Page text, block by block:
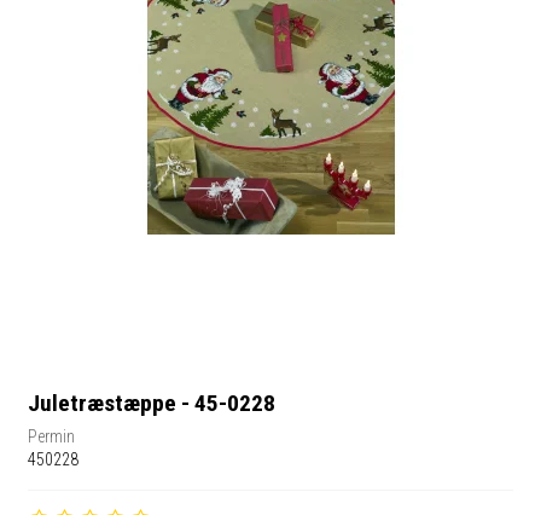
Juletræstæppe - 45-0228
Permin
450228